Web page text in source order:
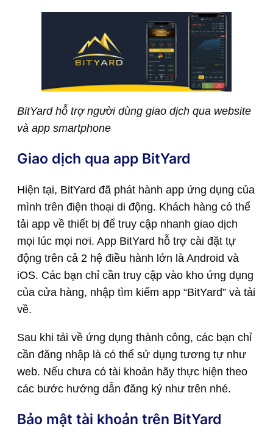
BitYard hỗ trợ người dùng giao dịch qua website
và app smartphone
Giao dịch qua app BitYard
Hiện tại, BitYard đã phát hành app ứng dụng của
mình trên điện thoại di động. Khách hàng có thể
tải app về thiết bị để truy cập nhanh giao dịch
mọi lúc mọi nơi. App BitYard hỗ trợ cài đặt tự
động trên cả 2 hệ điều hành lớn là Android và
iOS. Các bạn chỉ cần truy cập vào kho ứng dụng
của cửa hàng, nhập tìm kiếm app “BitYard” và tải
về.
Sau khi tải về ứng dụng thành công, các bạn chỉ
cần đăng nhập là có thể sử dụng tương tự như
web. Nếu chưa có tài khoản hãy thực hiện theo
các bước hướng dẫn đăng ký như trên nhé.
Bảo mật tài khoản trên BitYard